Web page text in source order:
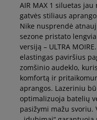
38 24 cm
38,5 24,5 cm
39 25 cm
40 25,5 cm
AIR MAX 1 siluetas
gatvės stiliaus
Nike nusprendė
sezone pristato
versiją – ULTRA
elastingas paviršius
zomšinio audeklo,
komfortą ir
aprangos. Lazeriniu
optimalizuoja batelių
pasižymi mažu